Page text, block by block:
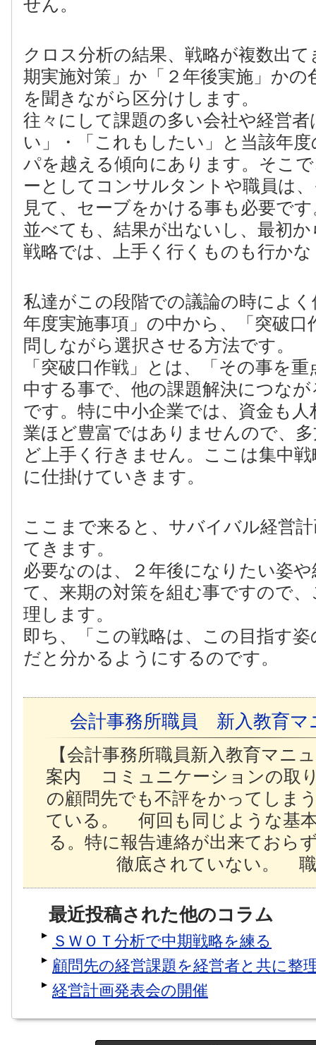
せん。
クロス分析の結果、戦略が複数出
期実施対策」か「２年後実施」かの
を聞きながら区分けします。
往々にして課題の多い会社や経営
い」・「これもしたい」と当該年
パを越える傾向にあります。そこ
ーとしてコンサルタントや職員は
見て、セーブをかける事も必要で
並べても、結果が出ないし、最初
戦略では、上手く行くものも行か
私達がこの段階での議論の時によ
年度実施事項」の中から、「突破口
問しながら選択させる方法です。
「突破口作戦」とは、「その事を
中する事で、他の課題解決につな
です。特に中小企業では、資金も
業ほど豊富ではありませんので、
ど上手く行きません。ここは集中
に仕掛けていきます。
ここまで来ると、サバイバル経営
てきます。
必要なのは、２年後になりたい姿
て、来期の対策を組む事ですので
理します。
即ち、「この戦略は、この目指す
だと分かるようにするのです。
会計事務所職員 新入教育マ
【会計事務所職員新入教育マニ
案内 コミュニケーションの取
の顧問先でも不評をかってしま
ている。 何回も同じような基
る。特に報告連絡が出来ておら
徹底されていない。
最近投稿された他のコラム
ＳＷＯＴ分析で中期戦略を練る
顧問先の経営課題を経営者と共に整
経営計画発表会の開催